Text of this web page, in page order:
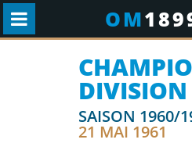
OM
SAISON 1960/
21 MAI 1961